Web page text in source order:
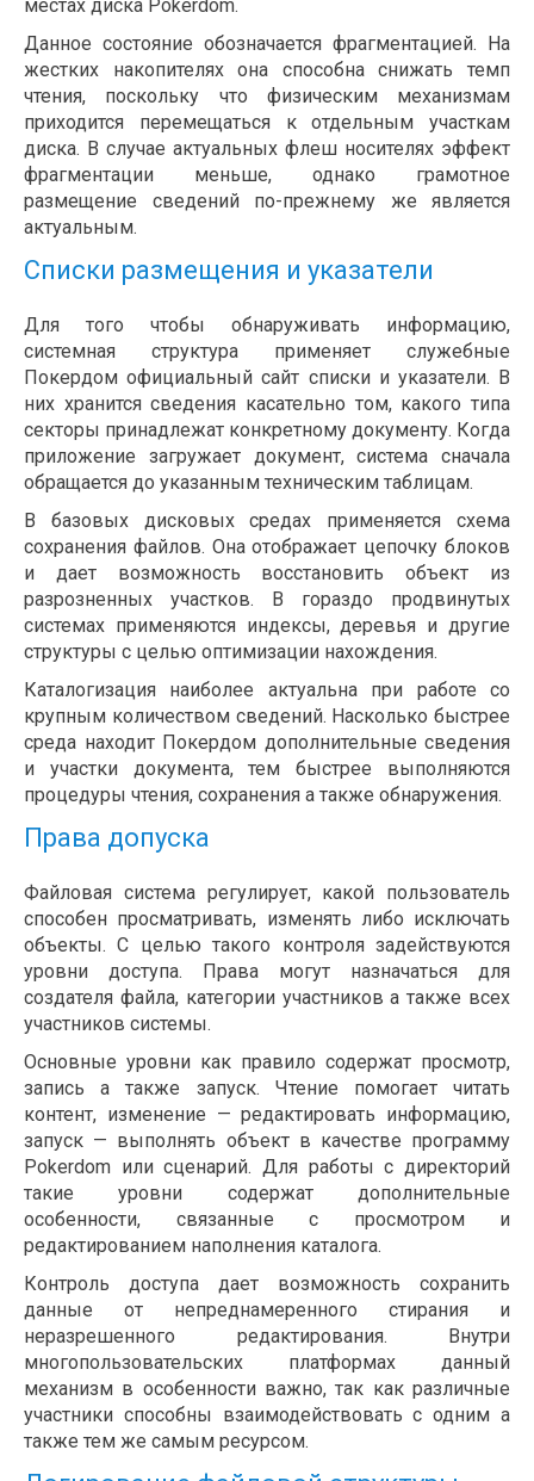
местах диска Pokerdom.
Данное состояние обозначается фрагментацией. На
жестких накопителях она способна снижать темп
чтения, поскольку что физическим механизмам
приходится перемещаться к отдельным участкам
диска. В случае актуальных флеш носителях эффект
фрагментации меньше, однако грамотное
размещение сведений по-прежнему же является
актуальным.
Списки размещения и указатели
Для того чтобы обнаруживать информацию,
системная структура применяет служебные
Покердом официальный сайт списки и указатели. В
них хранится сведения касательно том, какого типа
секторы принадлежат конкретному документу. Когда
приложение загружает документ, система сначала
обращается до указанным техническим таблицам.
В базовых дисковых средах применяется схема
сохранения файлов. Она отображает цепочку блоков
и дает возможность восстановить объект из
разрозненных участков. В гораздо продвинутых
системах применяются индексы, деревья и другие
структуры с целью оптимизации нахождения.
Каталогизация наиболее актуальна при работе со
крупным количеством сведений. Насколько быстрее
среда находит Покердом дополнительные сведения
и участки документа, тем быстрее выполняются
процедуры чтения, сохранения а также обнаружения.
Права допуска
Файловая система регулирует, какой пользователь
способен просматривать, изменять либо исключать
объекты. С целью такого контроля задействуются
уровни доступа. Права могут назначаться для
создателя файла, категории участников а также всех
участников системы.
Основные уровни как правило содержат просмотр,
запись а также запуск. Чтение помогает читать
контент, изменение — редактировать информацию,
запуск — выполнять объект в качестве программу
Pokerdom или сценарий. Для работы с директорий
такие уровни содержат дополнительные
особенности, связанные с просмотром и
редактированием наполнения каталога.
Контроль доступа дает возможность сохранить
данные от непреднамеренного стирания и
неразрешенного редактирования. Внутри
многопользовательских платформах данный
механизм в особенности важно, так как различные
участники способны взаимодействовать с одним а
также тем же самым ресурсом.